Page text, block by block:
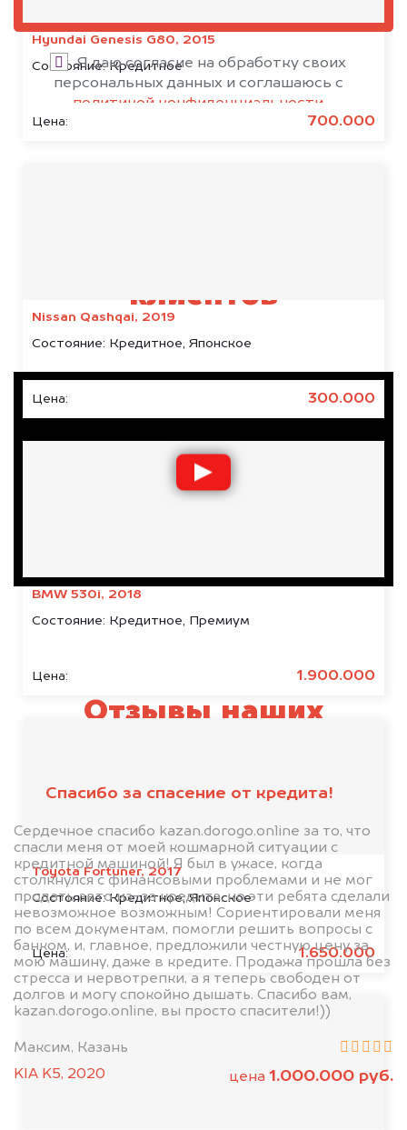
Hyundai Genesis G80, 2015
Состояние:Кредитное
Цена: 700.000
Nissan Qashqai, 2019
Состояние: Кредитное, Японское
Цена: 300.000
BMW 530i, 2018
Состояние: Кредитное, Премиум
Цена: 1.900.000
Toyota Fortuner, 2017
Состояние:Кредитное, Японское
Цена: 1.650.000
Я даю согласие на обработку своих
персональных данных и соглашаюсь с
политикой конфиденциальности
клиентов
Отзывы наших
Спасибо за спасение от кредита!
Сердечное спасибо kazan.dorogo.online за то, что
спасли меня от моей кошмарной ситуации с
кредитной машиной! Я был в ужасе, когда
столкнулся с финансовыми проблемами и не мог
продать авто из-за кредита, но эти ребята сделали
невозможное возможным! Сориентировали меня
по всем документам, помогли решить вопросы с
банком, и, главное, предложили честную цену за
мою машину, даже в кредите. Продажа прошла без
стресса и нервотрепки, а я теперь свободен от
долгов и могу спокойно дышать. Спасибо вам,
kazan.dorogo.online, вы просто спасители!))
Максим, Казань
KIA K5, 2020
цена 1.000.000 руб.